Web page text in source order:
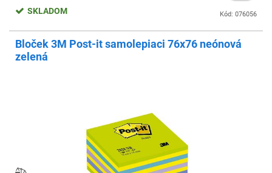
Kód: 076056
SKLADOM
Bloček 3M Post-it samolepiaci 76x76 neónová
zelená